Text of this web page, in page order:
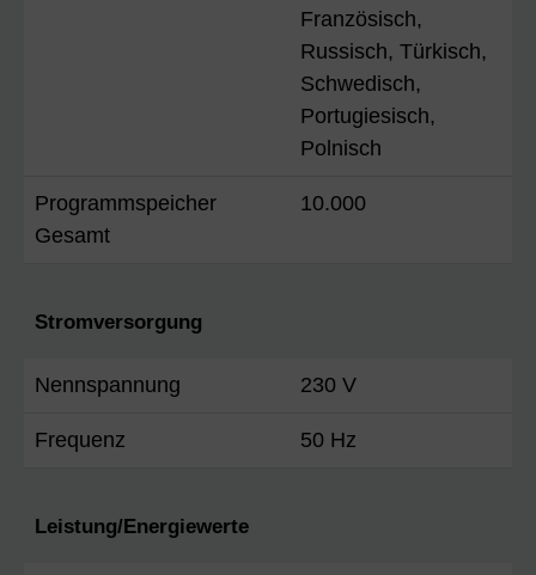
Französisch,
Russisch, Türkisch,
Schwedisch,
Portugiesisch,
Polnisch
Programmspeicher
Gesamt
10.000
Stromversorgung
Nennspannung 230 V
Frequenz 50 Hz
Leistung/Energiewerte